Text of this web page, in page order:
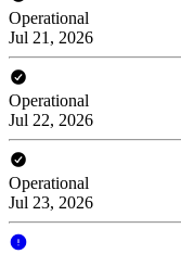
Operational
Jul 21, 2026
Operational
Jul 22, 2026
Operational
Jul 23, 2026